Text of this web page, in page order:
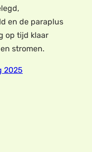
en de paraplus
op tijd klaar
stromen.
2025